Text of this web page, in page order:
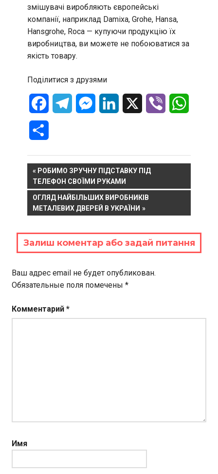
змішувачі виробляють європейські
компанії, наприклад Damixa, Grohe, Hansa,
Hansgrohe, Roca — купуючи продукцію їх
виробництва, ви можете не побоюватися за
якість товару.
Поділитися з друзями
FacebookTelegramMessenger
LinkedIn Viber
Навигация
по
записям
PREVIOUS
POST:
РОБИМО ЗРУЧНУ ПІДСТАВКУ ПІД
ТЕЛЕФОН СВОЇМИ РУКАМИ
NEXT
POST:
ОГЛЯД НАЙБІЛЬШИХ ВИРОБНИКІВ
МЕТАЛЕВИХ ДВЕРЕЙ В УКРАЇНИ
Залиш коментар або задай питання
Ваш адрес email не будет опубликован.
Обязательные поля помечены *
Комментарий *
Имя